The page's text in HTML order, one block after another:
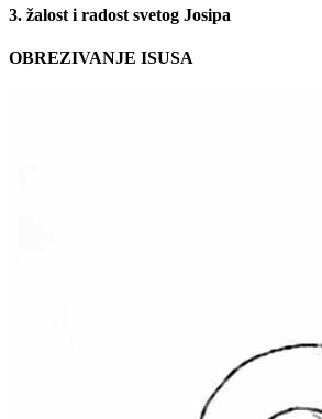
3. žalost i radost svetog Josipa
OBREZIVANJE ISUSA